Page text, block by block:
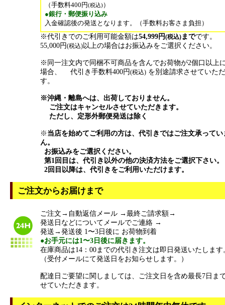
（手数料400円(税込)）
●銀行・郵便振り込み
入金確認後の発送となります。（手数料お客さま負担）
※代引きでのご利用可能金額は54,999円(税込) までです。
55,000円(税込)以上の場合はお振込みをご選択ください。
※同一注文内で同梱不可商品を含んでお荷物が2個口以上
場合、 代引き手数料400円(税込) を別途請求させていた
す。
※沖縄・離島へは、出荷しておりません。
ご注文はキャンセルさせていただきます。
ただし、定形外郵便発送は除く
※ 当店を始めてご利用の方は、代引きではご注文承ってい
ん。
お振込みをご選択ください。
第1回目は、代引き以外の他の決済方法をご選択下さい。
2回目以降は、代引きをご利用いただけます。
ご注文からお届けまで
ご注文→自動返信メール →最終ご請求額→
発送日などについてメールでご連絡 →
発送→発送後 1〜3日後に お荷物到着
●お手元には1〜3日後に届きます。
在庫商品は14：00までの代引き注文は即日発送いたします
（受付メールにて発送日をお知らせします。）
配達日ご要望に関しましては、ご注文日を含め最長7日ま
せていただきます。